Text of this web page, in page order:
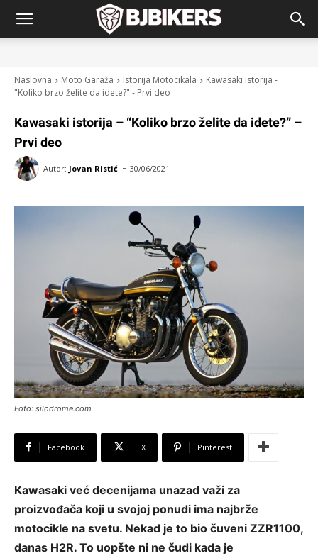
Naslovna Moto Garaža Istorija Motocikala
Kawasaki istorija -
"Koliko brzo želite da idete?" - Prvi deo
Kawasaki istorija – “Koliko brzo želite da idete?” –
Prvi deo
Autor: Jovan Ristić - 30/06/2021
Foto: silodrome.com
Facebook X Pinterest
Kawasaki već decenijama unazad važi za
proizvođača koji u svojoj ponudi ima najbrže
motocikle na svetu. Nekad je to bio čuveni ZZR1100,
danas H2R. To uopšte ni ne čudi kada je